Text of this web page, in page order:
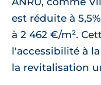
est réduite à
à 2 462 €/m².
l'accessibilité à
la revitalisation